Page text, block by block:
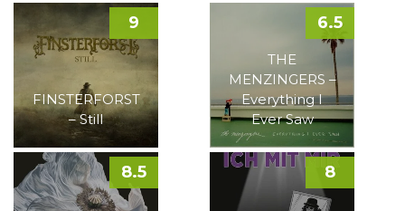
FINSTERFORST
– Still
9
THE
MENZINGERS –
Everything I
Ever Saw
6.5
8.5 8